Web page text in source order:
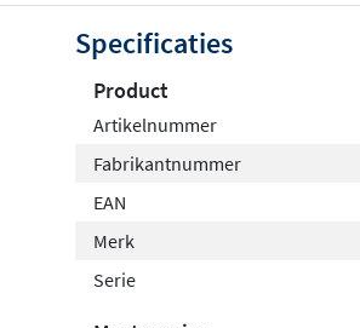
Specificaties
Product
Artikelnummer
Fabrikantnummer
EAN
Merk
Serie